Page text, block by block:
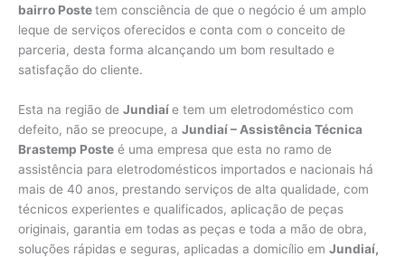
bairro Postetem consciência de que o negócio é um amplo
leque de serviços oferecidos e conta com o conceito de
parceria, desta forma alcançando um bom resultado e
satisfação do cliente.
Esta na região de Jundiaíe tem um eletrodoméstico com
defeito, não se preocupe, a Jundiaí – Assistência Técnica
Brastemp Poste é uma empresa que esta no ramo de
assistência para eletrodomésticos importados e nacionais há
mais de 40 anos, prestando serviços de alta qualidade, com
técnicos experientes e qualificados, aplicação de peças
originais, garantia em todas as peças e toda a mão de obra,
soluções rápidas e seguras, aplicadas a domicílio em Jundiaí,